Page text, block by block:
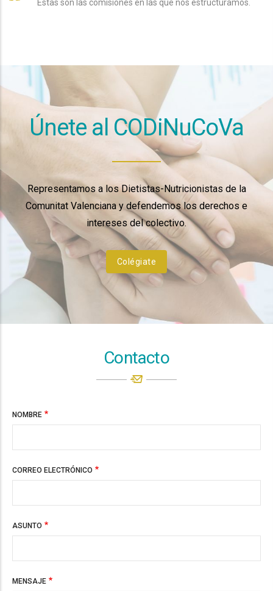
Estas son las comisiones en las que nos estructuramos.
Únete al CODiNuCoVa
Representamos a los Dietistas-Nutricionistas de la
Comunitat Valenciana y defendemos los derechos e
intereses del colectivo.
Colégiate
Contacto
NOMBRE
CORREO ELECTRÓNICO
ASUNTO
MENSAJE